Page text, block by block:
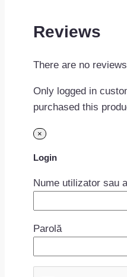
Reviews
There are no
Only logged in
purchased this
×
Login
Nume utilizator sau
Parolă